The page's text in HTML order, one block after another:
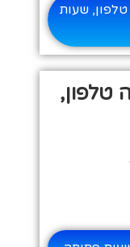
שעות
טלפון,